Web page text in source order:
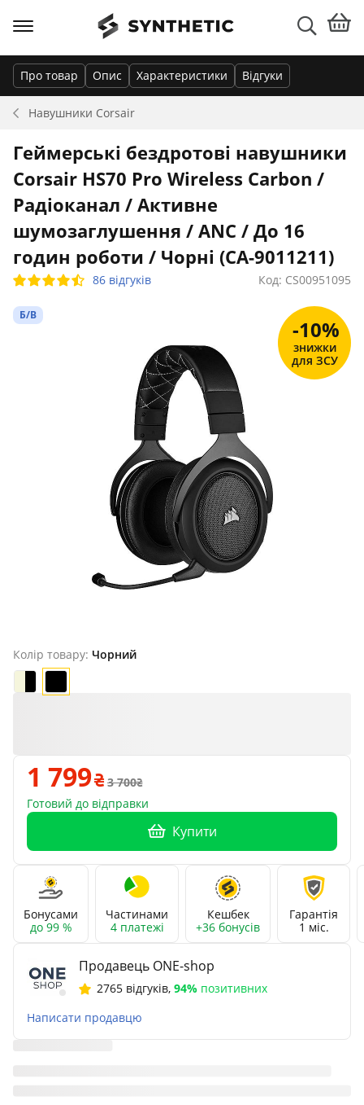
Навушники Corsair
Про товар Опис Характеристики Відгуки
Геймерські бездротові навушники
Corsair HS70 Pro Wireless Carbon /
Радіоканал / Активне
шумозаглушення / ANC / До 16
годин роботи / Чорні (CA-9011211)
86 відгуків Код: CS00951095
Б/В
-10%
знижки
для ЗСУ
Колір товару: Чорний
1 799
3 700
Готовий до відправки
Купити
Бонусами
до 99 %
Частинами
4 платежі
Кешбек
+36 бонусів
Гарантія
1 міс.
Продавець ONE-shop
2765 відгуків, 94% позитивних
Написати продавцю